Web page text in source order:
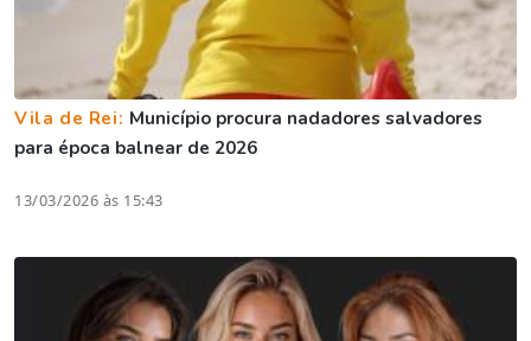
Vila de Rei: Município procura nadadores salvadores
para época balnear de 2026
13/03/2026 às 15:43